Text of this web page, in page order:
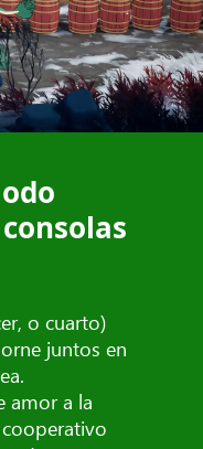
o cuarto)
juntos en
amor a la